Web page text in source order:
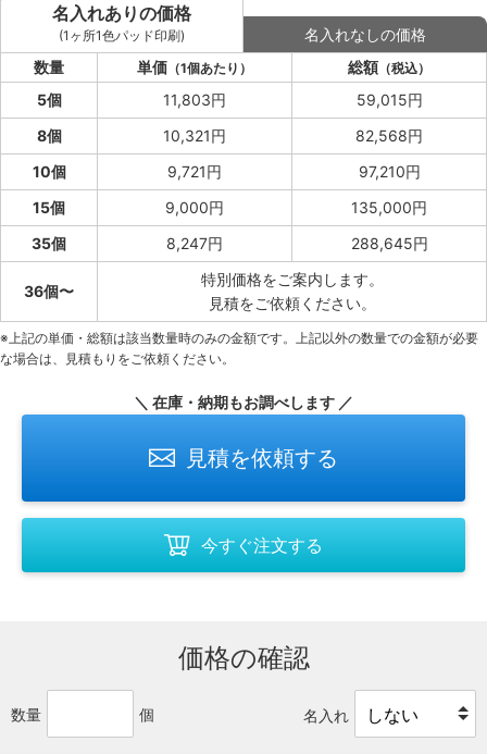
名入れありの価格
(1ヶ所1色パッド印刷)
名入れなしの価格
数量
単価 （1個あたり） 総額 （税込）
5個 11,803円
59,015円
8個
10,321円
82,568円
10個
9,721円
97,210円
15個
9,000円
135,000円
35個
8,247円 288,645円
36個〜
特別価格をご案内します。
見積をご依頼ください。
※上記の単価・総額は該当数量時のみの金額です。上記以外の数量での金額が必要
な場合は、見積もりをご依頼ください。
＼ 在庫・納期もお調べします ／
見積を依頼する
今すぐ注文する
価格の確認
数量 個 名入れ